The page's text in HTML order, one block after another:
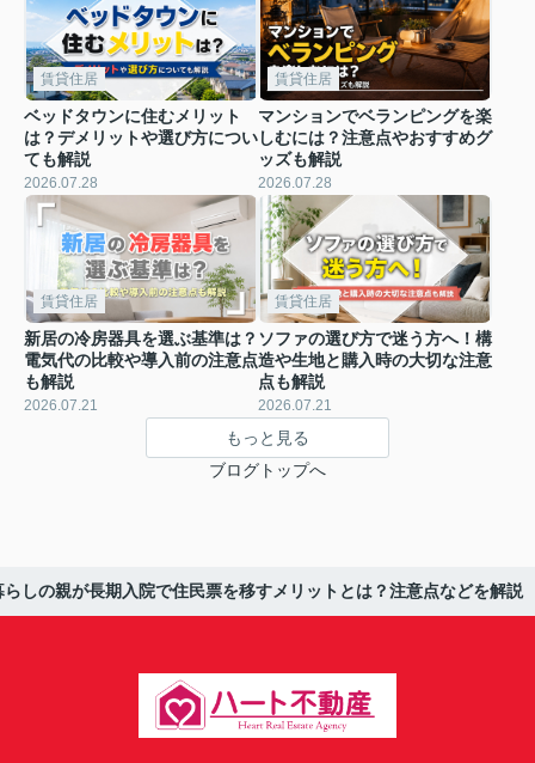
賃貸住居
ベッドタウンに住むメリット
は？デメリットや選び方につい
ても解説
2026.07.28
賃貸住居
マンションでベランピングを楽
しむには？注意点やおすすめグ
ッズも解説
2026.07.28
賃貸住居
新居の冷房器具を選ぶ基準は？
電気代の比較や導入前の注意点
も解説
2026.07.21
賃貸住居
ソファの選び方で迷う方へ！構
造や生地と購入時の大切な注意
点も解説
2026.07.21
もっと見る
ブログトップへ
らしの親が長期入院で住民票を移すメリットとは？注意点などを解説